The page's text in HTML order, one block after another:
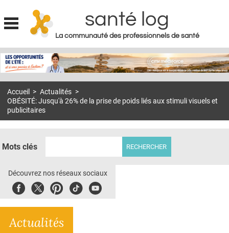
Jump to navigation
santé log
La communauté des professionnels de santé
MON COMPTE
S'ABONNER À LA REVUE SOIN À DOMICILE
E-REVUE SAD
THÉMA
Accueil > Actualités >
OBÉSITÉ: Jusqu'à 26% de la prise de poids liés aux stimuli visuels et
publicitaires
Mots clés
Découvrez nos réseaux sociaux
FacebookTwitterPinterest
TiktokYoubute
Actualités